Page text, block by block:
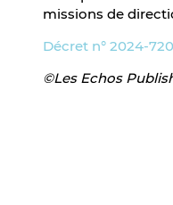
missions de
Décret n° 2024-
©Les Echos